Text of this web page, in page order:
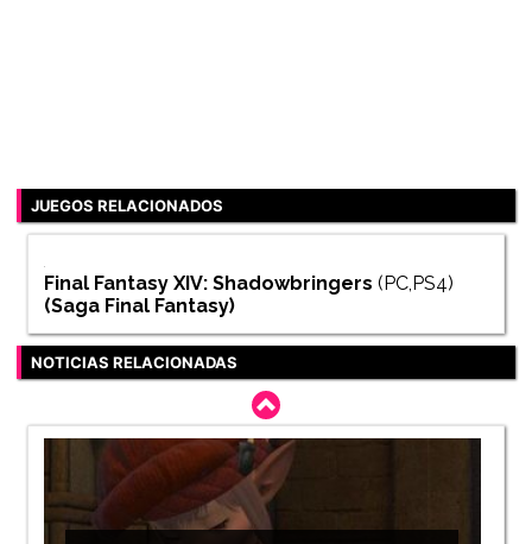
JUEGOS RELACIONADOS
Final Fantasy XIV: Shadowbringers (PC,PS4)
(Saga Final Fantasy)
NOTICIAS RELACIONADAS